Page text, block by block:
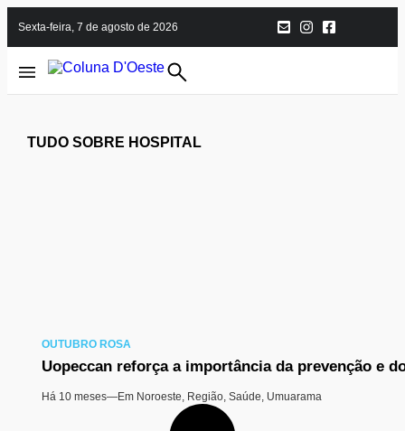
sexta-feira, 7 de agosto de 2026
TUDO SOBRE HOSPITAL
OUTUBRO ROSA
Uopeccan reforça a importância da prevenção e
Há 10 meses—Em Noroeste, Região,Saúde, Umuarama